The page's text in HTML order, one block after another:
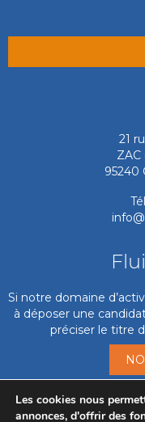
21
95240
Si notre domaine
à déposer une
préciser le titre
Les cookies nous
annonces, d'offrir des